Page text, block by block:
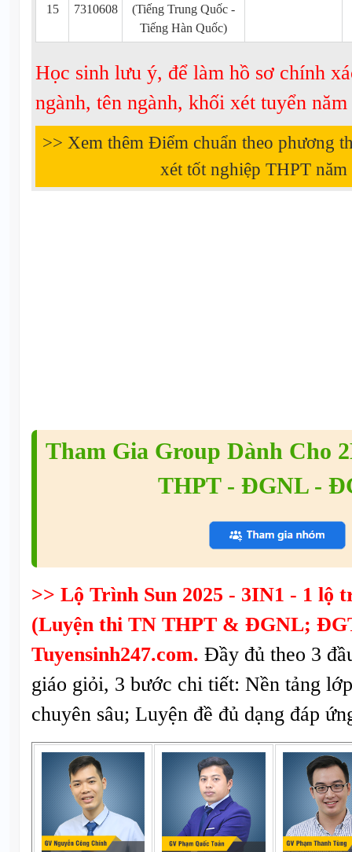
15 7310608
(Tiếng Trung Quốc -
Tiếng Hàn Quốc)
Học sinh lưu ý, để làm hồ sơ chính
ngành, tên ngành, khối xét tuyển
>> Xem thêm Điểm chuẩn theo phương
xét tốt nghiệp THPT năm
Tham Gia Group Dành Cho
THPT - ĐGNL -
>> Lộ Trình Sun 2025 - 3IN1 - 1 lộ
(Luyện thi TN THPT & ĐGNL;
Tuyensinh247.com. Đầy đủ theo 3
giáo giỏi, 3 bước chi tiết: Nền tảng
chuyên sâu; Luyện đề đủ dạng đáp